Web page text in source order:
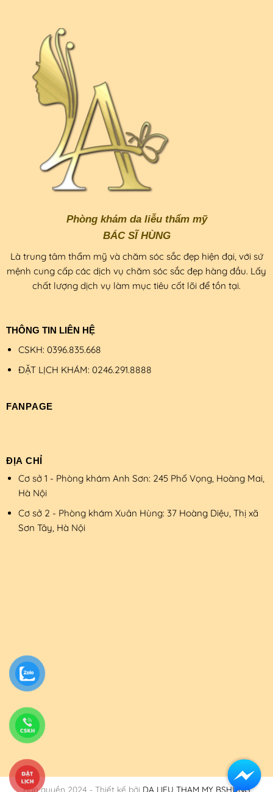
Phòng khám da liễu thẩm mỹ
BÁC SĨ HÙNG
Là trung tâm thẩm mỹ và chăm sóc sắc đẹp hiện đại, với sứ
mệnh cung cấp các dịch vụ chăm sóc sắc đẹp hàng đầu. Lấy
chất lượng dịch vụ làm mục tiêu cốt lõi để tồn tại.
THÔNG TIN LIÊN HỆ
CSKH: 0396.835.668
ĐẶT LỊCH KHÁM: 0246.291.8888
FANPAGE
ĐỊA CHỈ
Cơ sở 1 - Phòng khám Anh Sơn: 245 Phố Vọng, Hoàng Mai,
Hà Nội
Cơ sở 2 - Phòng khám Xuân Hùng: 37 Hoàng Diệu, Thị xã
Sơn Tây, Hà Nội
Bản quyền 2024 - Thiết kế bởi DA LIEU THAM MY BSHUNG